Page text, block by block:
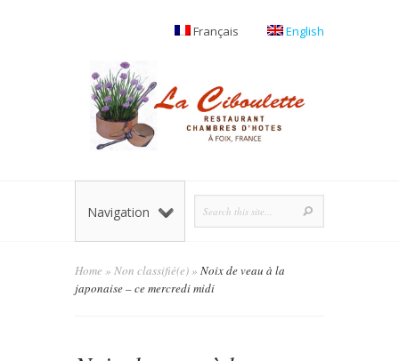
Français English
Navigation
Home » Non classifié(e)» Noix de veau à la
japonaise – ce mercredi midi